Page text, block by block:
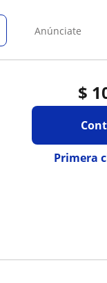
Anúnciate
$
Primera